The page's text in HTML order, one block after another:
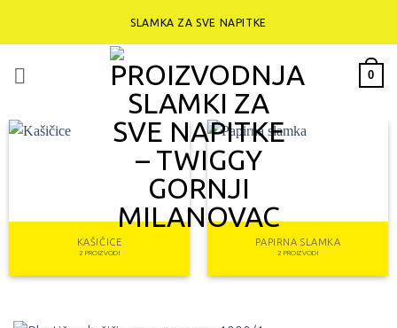
SLAMKA ZA SVE NAPITKE
0
KAŠIČICE
2 PROIZVODI
PAPIRNA SLAMKA
2 PROIZVODI